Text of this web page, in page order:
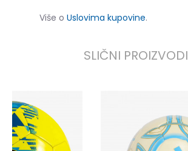
Više o Uslovima kupovine.
SLIČNI PROIZVODI